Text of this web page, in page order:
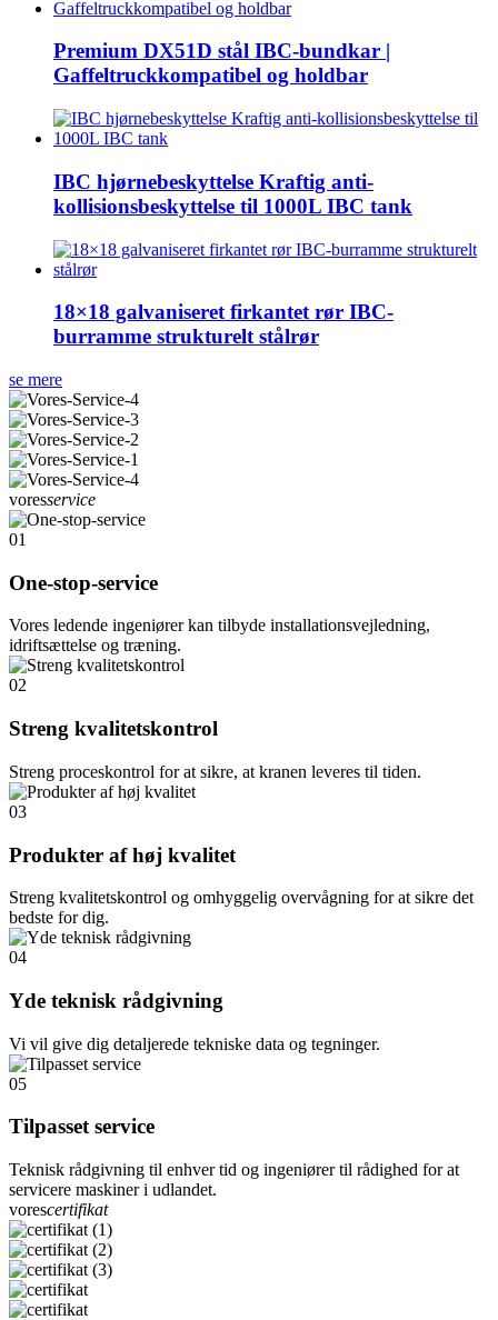
Premium DX51D stål IBC-bundkar |
Gaffeltruckkompatibel og holdbar
IBC hjørnebeskyttelse Kraftig anti-
kollisionsbeskyttelse til 1000L IBC tank
18×18 galvaniseret firkantet rør IBC-
burramme strukturelt stålrør
se mere
voresservice
01
One-stop-service
Vores ledende ingeniører kan tilbyde installationsvejledning,
idriftsættelse og træning.
02
Streng kvalitetskontrol
Streng proceskontrol for at sikre, at kranen leveres til tiden.
03
Produkter af høj kvalitet
Streng kvalitetskontrol og omhyggelig overvågning for at sikre det
bedste for dig.
04
Yde teknisk rådgivning
Vi vil give dig detaljerede tekniske data og tegninger.
05
Tilpasset service
Teknisk rådgivning til enhver tid og ingeniører til rådighed for at
servicere maskiner i udlandet.
vorescertifikat